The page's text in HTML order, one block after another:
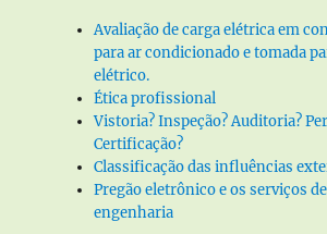
Avaliação de carga elétrica em
para ar condicionado e tomada
elétrico.
Ética profissional
Vistoria? Inspeção? Auditoria?
Certificação?
Classificação das influências
Pregão eletrônico e os serviços de
engenharia